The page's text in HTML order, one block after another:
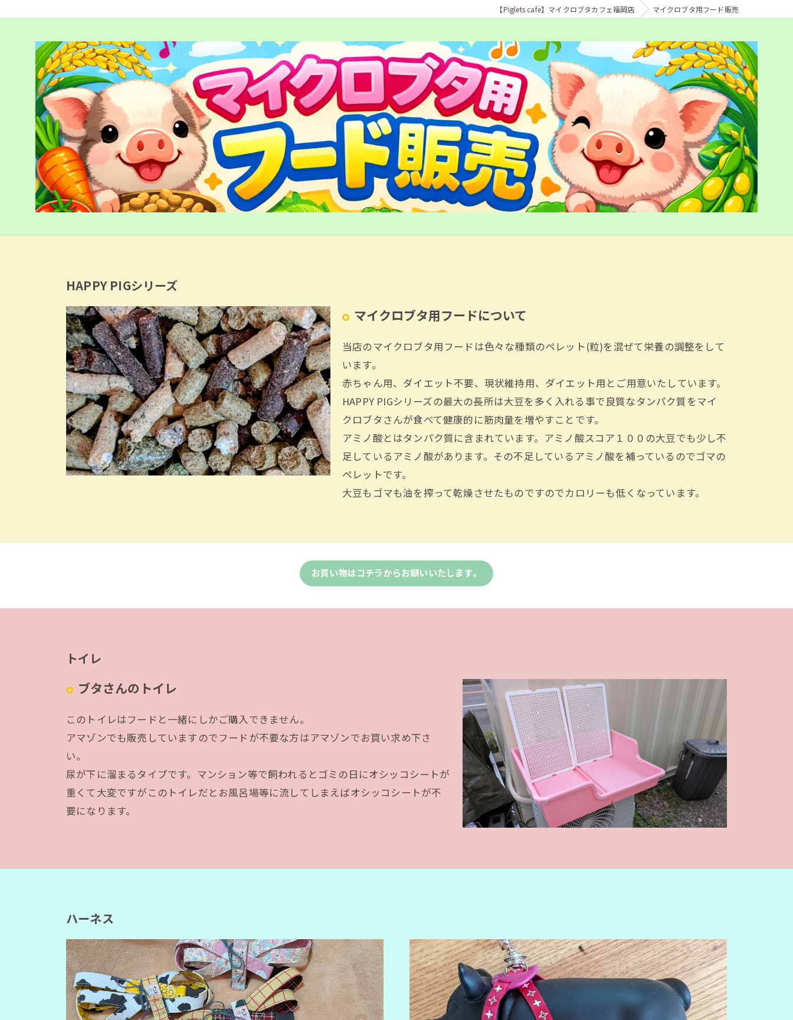
【Piglets cafe】マイクロブタカフェ福岡店 マイクロブタ用フード販売
HAPPY PIGシリーズ
マイクロブタ用フードについて
当店のマイクロブタ用フードは色々な種類のペレット(粒)を混ぜて栄養の調整をして
います。
赤ちゃん用、ダイエット不要、現状維持用、ダイエット用とご用意いたしています。
HAPPY PIGシリーズの最大の長所は大豆を多く入れる事で良質なタンパク質をマイ
クロブタさんが食べて健康的に筋肉量を増やすことです。
アミノ酸とはタンパク質に含まれています。アミノ酸スコア１００の大豆でも少し不
足しているアミノ酸があります。その不足しているアミノ酸を補っているのでゴマの
ペレットです。
大豆もゴマも油を搾って乾燥させたものですのでカロリーも低くなっています。
お買い物はコチラからお願いいたします。
トイレ
ブタさんのトイレ
このトイレはフードと一緒にしかご購入できません。
アマゾンでも販売していますのでフードが不要な方はアマゾンでお買い求め下さ
い。
尿が下に溜まるタイプです。マンション等で飼われるとゴミの日にオシッコシートが
重くて大変ですがこのトイレだとお風呂場等に流してしまえばオシッコシートが不
要になります。
ハーネス